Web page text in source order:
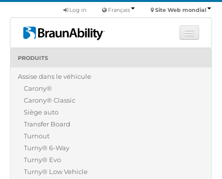
Site Web mondial
Français
Log in
Produits
Véhicules utilitaires
Nous
Trouver un revendeur
PRODUITS
Assise dans le véhicule
Carony®
Carony® Classic
Siège auto
Transfer Board
Turnout
Turny® 6-Way
Turny® Evo
Turny® Low Vehicle